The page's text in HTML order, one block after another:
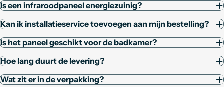
Is een infraroodpaneel energiezuinig?
Kan ik installatieservice toevoegen aan mijn bestelling?
Is het paneel geschikt voor de badkamer?
Hoe lang duurt de levering?
Wat zit er in de verpakking?